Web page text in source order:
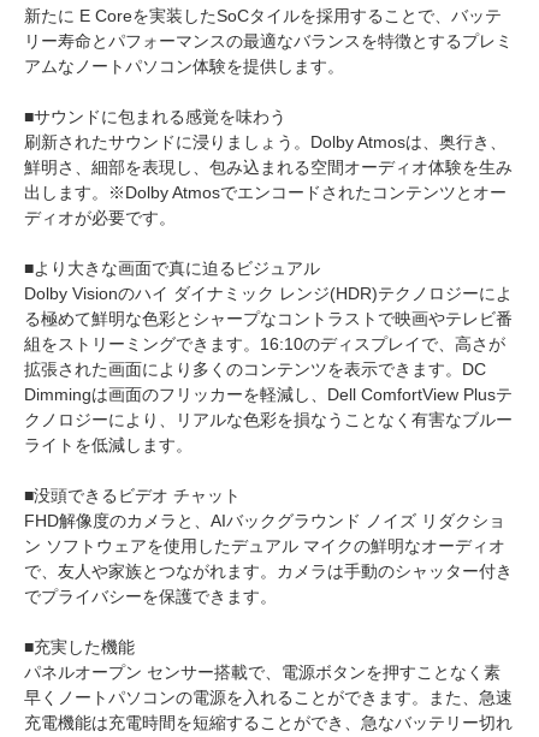
新たに E Coreを実装したSoCタイルを採用することで、バッテ
リー寿命とパフォーマンスの最適なバランスを特徴とするプレミ
アムなノートパソコン体験を提供します。
■サウンドに包まれる感覚を味わう
刷新されたサウンドに浸りましょう。Dolby Atmosは、奥行き、
鮮明さ、細部を表現し、包み込まれる空間オーディオ体験を生み
出します。※Dolby Atmosでエンコードされたコンテンツとオー
ディオが必要です。
■より大きな画面で真に迫るビジュアル
Dolby Visionのハイ ダイナミック レンジ(HDR)テクノロジーによ
る極めて鮮明な色彩とシャープなコントラストで映画やテレビ番
組をストリーミングできます。16:10のディスプレイで、高さが
拡張された画面により多くのコンテンツを表示できます。DC
Dimmingは画面のフリッカーを軽減し、Dell ComfortView Plusテ
クノロジーにより、リアルな色彩を損なうことなく有害なブルー
ライトを低減します。
■没頭できるビデオ チャット
FHD解像度のカメラと、AIバックグラウンド ノイズ リダクショ
ン ソフトウェアを使用したデュアル マイクの鮮明なオーディオ
で、友人や家族とつながれます。カメラは手動のシャッター付き
でプライバシーを保護できます。
■充実した機能
パネルオープン センサー搭載で、電源ボタンを押すことなく素
早くノートパソコンの電源を入れることができます。また、急速
充電機能は充電時間を短縮することができ、急なバッテリー切れ